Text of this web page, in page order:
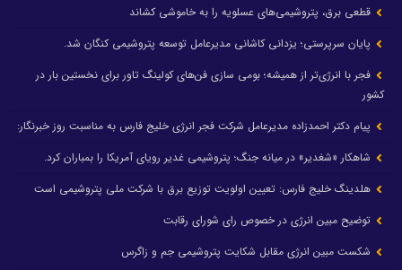
قطعی برق، پتروشیمی‌های عسلویه را به خاموشی کشاند
پایان سرپرستی؛ یزدانی کاشانی مدیرعامل توسعه پتروشیمی کنگان شد.
فجر با انرژی‌تر از همیشه؛ بومی سازی فن‌های کولینگ تاور برای نخستین بار در
کشور
پیام دکتر احمدزاده مدیرعامل شرکت فجر انرژی خلیج فارس به مناسبت روز خبرنگار:
شاهکار «شغدیر» در میانه جنگ؛ پتروشیمی غدیر رویای آمریکا را بمباران کرد.
هلدینگ خلیج فارس: تعیین اولویت توزیع برق با شرکت ملی پتروشیمی است
توضیح مبین انرژی در خصوص رای شورای رقابت
شکست مبین انرژی مقابل شکایت پتروشیمی جم و زاگرس